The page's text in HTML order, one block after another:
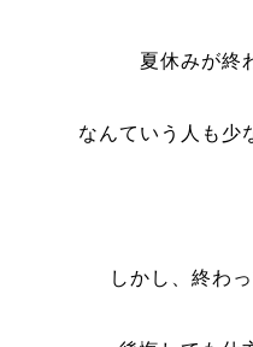
夏休みが終
なんていう人も少
しかし、終わ